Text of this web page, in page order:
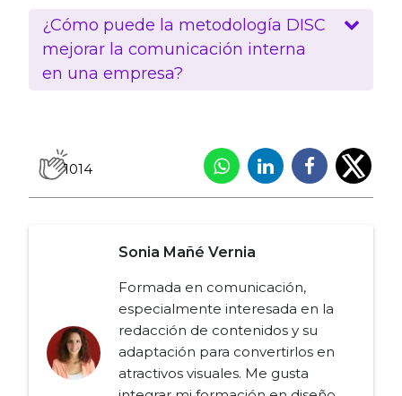
¿Cómo puede la metodología DISC
mejorar la comunicación interna
en una empresa?
1014
Sonia Mañé Vernia
Formada en comunicación,
especialmente interesada en la
redacción de contenidos y su
adaptación para convertirlos en
atractivos visuales. Me gusta